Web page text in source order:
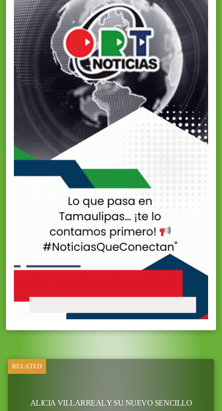
RELATED
ALICIA VILLARREAL Y SU NUEVO SENCILLO